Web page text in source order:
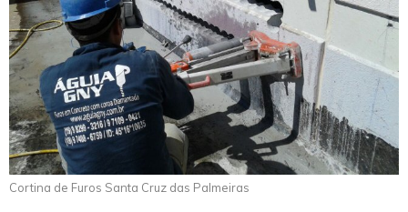
Cortina de Furos Santa Cruz das Palmeiras